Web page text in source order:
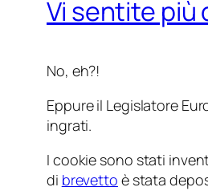
Vi sentite più
No, eh?!
Eppure il Legislatore
ingrati.
I cookie sono stati
di brevetto è stata